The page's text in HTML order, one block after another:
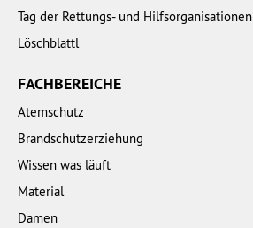
Tag der Rettungs- und Hilfsorganisationen
Löschblattl
FACHBEREICHE
Atemschutz
Brandschutzerziehung
Wissen was läuft
Material
Damen